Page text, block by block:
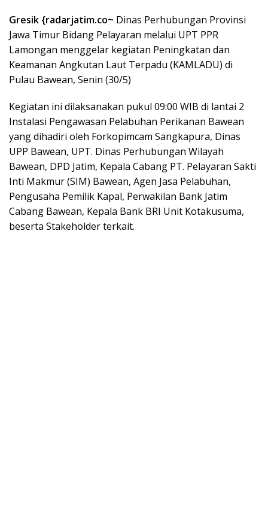
Gresik {radarjatim.co~ Dinas Perhubungan Provinsi
Jawa Timur Bidang Pelayaran melalui UPT PPR
Lamongan menggelar kegiatan Peningkatan dan
Keamanan Angkutan Laut Terpadu (KAMLADU) di
Pulau Bawean, Senin (30/5)
Kegiatan ini dilaksanakan pukul 09:00 WIB di lantai 2
Instalasi Pengawasan Pelabuhan Perikanan Bawean
yang dihadiri oleh Forkopimcam Sangkapura, Dinas
UPP Bawean, UPT. Dinas Perhubungan Wilayah
Bawean, DPD Jatim, Kepala Cabang PT. Pelayaran Sakti
Inti Makmur (SIM) Bawean, Agen Jasa Pelabuhan,
Pengusaha Pemilik Kapal, Perwakilan Bank Jatim
Cabang Bawean, Kepala Bank BRI Unit Kotakusuma,
beserta Stakeholder terkait.